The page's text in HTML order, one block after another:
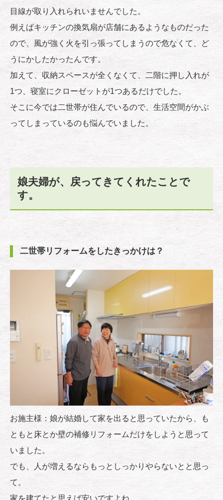
目線が取り入れられいませんでした。
例えばキッチンの換気扇が店舗にあるようなものだった
ので、風が強く火を引っ張ってしまうので危なくて、ど
うにかしたかったんです。
加えて、収納スペースが全くなくて、二階に押し入れが
1つ、寝室にクローゼットが1つあるだけでした。
そこに今では二世帯が住んでいるので、生活空間がかぶ
ってしまっているのも悩んでいました。
娘夫婦が、戻ってきてくれたことで
す。
二世帯リフォームをしたきっかけは？
お施主様：娘が結婚して家を出ると思っていたから、も
ともと床とか壁の補修リフォームだけをしようと思って
いました。
でも、人が増えるならもっとしっかりやらないとと思っ
て。
家を建てたと思えば安いですよね。